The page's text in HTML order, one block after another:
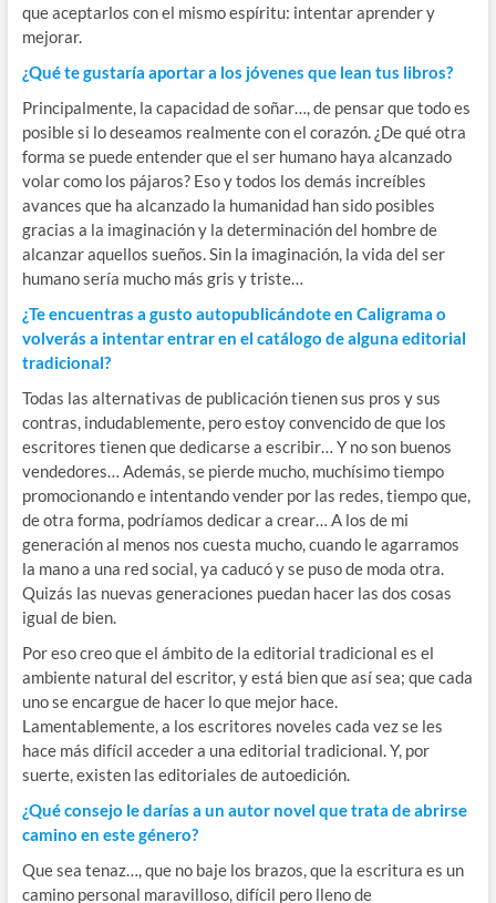
que aceptarlos con el mismo espíritu: intentar aprender y
mejorar.
¿Qué te gustaría aportar a los jóvenes que lean tus libros?
Principalmente, la capacidad de soñar…, de pensar que todo es
posible si lo deseamos realmente con el corazón. ¿De qué otra
forma se puede entender que el ser humano haya alcanzado
volar como los pájaros? Eso y todos los demás increíbles
avances que ha alcanzado la humanidad han sido posibles
gracias a la imaginación y la determinación del hombre de
alcanzar aquellos sueños. Sin la imaginación, la vida del ser
humano sería mucho más gris y triste…
¿Te encuentras a gusto autopublicándote en Caligrama o
volverás a intentar entrar en el catálogo de alguna editorial
tradicional?
Todas las alternativas de publicación tienen sus pros y sus
contras, indudablemente, pero estoy convencido de que los
escritores tienen que dedicarse a escribir… Y no son buenos
vendedores… Además, se pierde mucho, muchísimo tiempo
promocionando e intentando vender por las redes, tiempo que,
de otra forma, podríamos dedicar a crear… A los de mi
generación al menos nos cuesta mucho, cuando le agarramos
la mano a una red social, ya caducó y se puso de moda otra.
Quizás las nuevas generaciones puedan hacer las dos cosas
igual de bien.
Por eso creo que el ámbito de la editorial tradicional es el
ambiente natural del escritor, y está bien que así sea; que cada
uno se encargue de hacer lo que mejor hace.
Lamentablemente, a los escritores noveles cada vez se les
hace más difícil acceder a una editorial tradicional. Y, por
suerte, existen las editoriales de autoedición.
¿Qué consejo le darías a un autor novel que trata de abrirse
camino en este género?
Que sea tenaz…, que no baje los brazos, que la escritura es un
camino personal maravilloso, difícil pero lleno de